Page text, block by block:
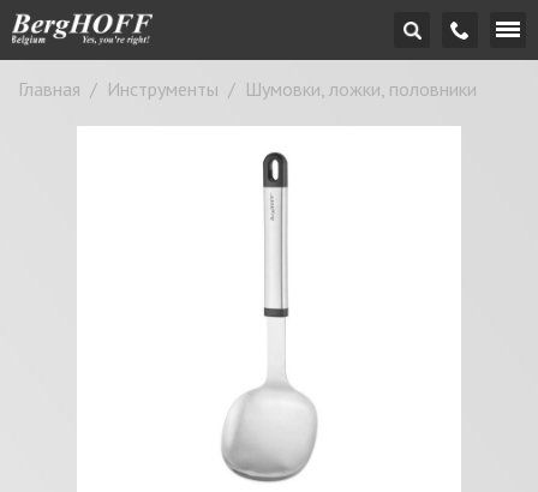
Главная / Инструменты / Шумовки, ложки, половники